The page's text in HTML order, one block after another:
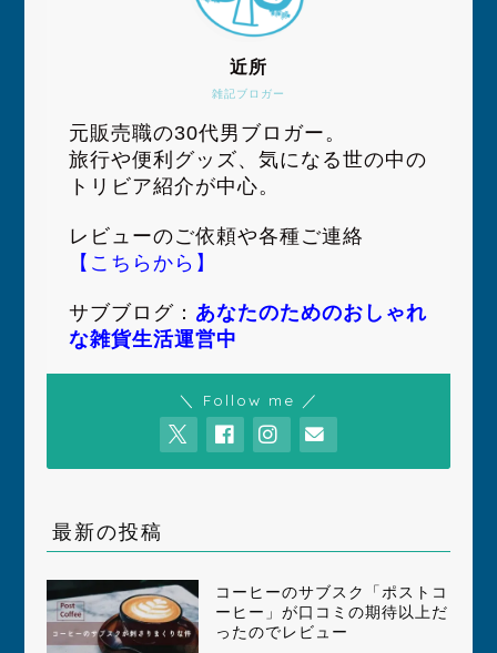
雑記ブロガー
近所
元販売職の30代男ブロガー。
旅行や便利グッズ、気になる世の中の
トリビア紹介が中心。
レビューのご依頼や各種ご連絡
【こちらから】
サブブログ： あなたのためのおしゃれ
な雑貨生活運営中
＼ Follow me ／
最新の投稿
コーヒーのサブスク「ポストコ
ーヒー」が口コミの期待以上だ
ったのでレビュー